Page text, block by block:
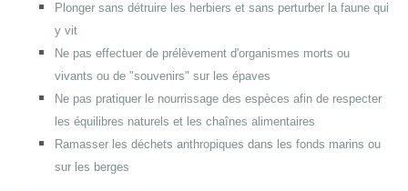
Plonger sans détruire les herbiers et sans perturber la faune qui
y vit
Ne pas effectuer de prélèvement d'organismes morts ou
vivants ou de "souvenirs" sur les épaves
Ne pas pratiquer le nourrissage des espèces afin de respecter
les équilibres naturels et les chaînes alimentaires
Ramasser les déchets anthropiques dans les fonds marins ou
sur les berges